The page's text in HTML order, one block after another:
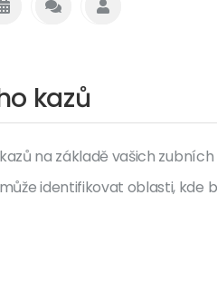
kazů
na základě vašich
identifikovat oblasti, kde